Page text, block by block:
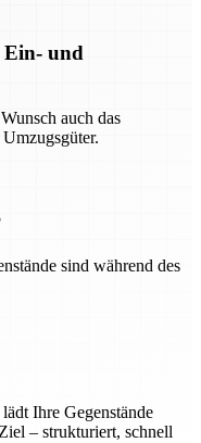
Ein- und
auch das
sind während des
Ihre Gegenstände
– strukturiert, schnell